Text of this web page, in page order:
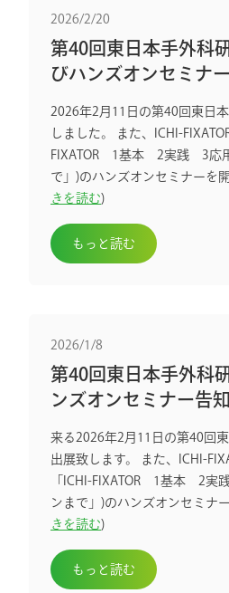
2026/2/20
第40回東日本手外科
びハンズオンセミナ
2026年2月11日の第40回東日
しました。 また、ICHI-
FIXATOR 1基本 2実践 3応
で」)のハンズオンセミナーを
きを読む)
もっと読む
2026/1/8
第40回東日本手外科
ンズオンセミナー告知
来る2026年2月11日の第40回
出展致します。 また、ICHI-
「ICHI-FIXATOR 1基本 2
ンまで」)のハンズオンセミナ
きを読む)
もっと読む